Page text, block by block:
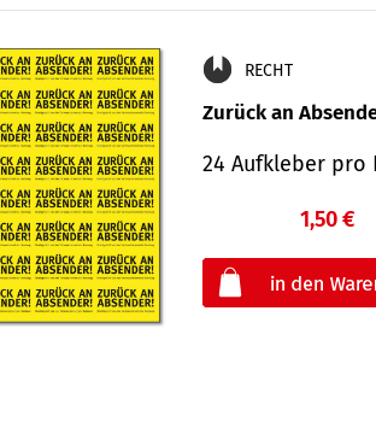
RECHT
Zurück an
24 Aufkleber pro
1,50 €